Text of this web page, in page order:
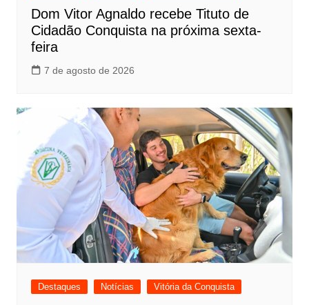
Dom Vitor Agnaldo recebe Tituto de
Cidadão Conquista na próxima sexta-
feira
7 de agosto de 2026
Destaques Notícias Vitória da Conquista